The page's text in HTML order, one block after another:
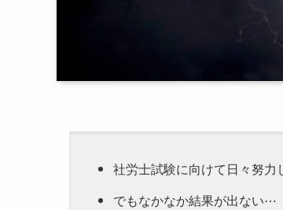
社労士試験に向けて日々努
でもなかなか結果が出ない⋯